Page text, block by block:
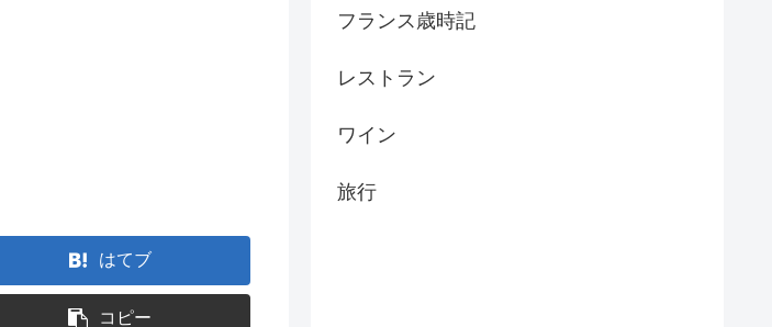
はてブ
コピー
フランス歳時記
レストラン
ワイン
旅行